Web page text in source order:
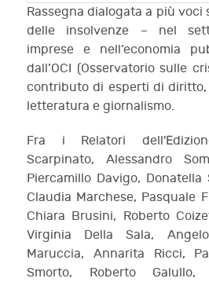
Rassegna dialogata a più
delle insolvenze – nel
imprese e nell’economia
dall’OCI (Osservatorio sulle
contributo di esperti di diritto,
letteratura e giornalismo.
Fra i Relatori
Scarpinato, Alessandro
Piercamillo Davigo, Donatella
Claudia Marchese, Pasquale
Chiara Brusini, Roberto
Virginia Della Sala,
Maruccia, Annarita Ricci,
Smorto, Roberto